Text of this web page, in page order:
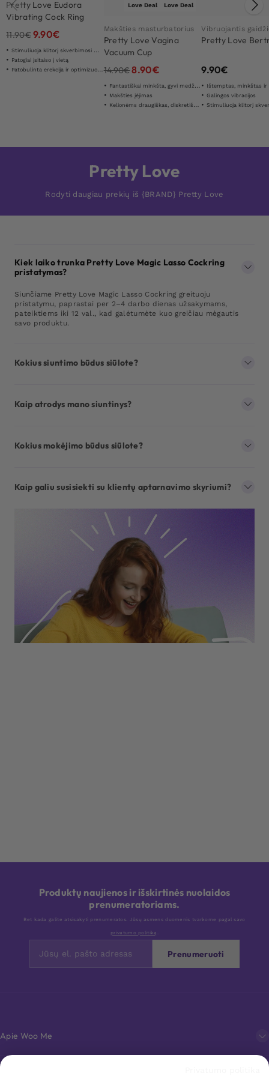
Pretty Love Eudora
Vibrating Cock Ring
11.90€9.90€
Stimuliuoja klitorį skverbimosi metu
Patogiai įsitaiso į vietą
Patobulinta erekcija ir optimizuota ištvermė
Love Deal
Love Deal
Makšties masturbatorius
Pretty Love Vagina
Vacuum Cup
14.90€8.90€
Fantastiškai minkšta, gyvi medžiaga
Makšties įėjimas
Kelionėms draugiškas, diskretiškas dydis
Vibruojantis
Pretty Love
9.90€
Ištemptas, minkštas
Galingos vibracijos
Stimuliuoja klitorį
Pretty Love
Rodyti daugiau prekių iš {BRAND} Pretty Love
Kiek laiko trunka Pretty Love Magic Lasso Cockring
pristatymas?
Siunčiame Pretty Love Magic Lasso Cockring greituoju
pristatymu, paprastai per 2–4 darbo dienas užsakymams,
pateiktiems iki 12 val., kad galėtumėte kuo greičiau mėgautis
savo produktu.
Kokius siuntimo būdus siūlote?
Kaip atrodys mano siuntinys?
Kokius mokėjimo būdus siūlote?
Kaip galiu susisiekti su klientų aptarnavimo skyriumi?
Produktų naujienos ir išskirtinės nuolaidos
prenumeratoriams.
Bet kada galite atsisakyti prenumeratos. Jūsų asmens duomenis tvarkome pagal savo
privatumo politiką .
Prenumeruoti
Apie Woo Me